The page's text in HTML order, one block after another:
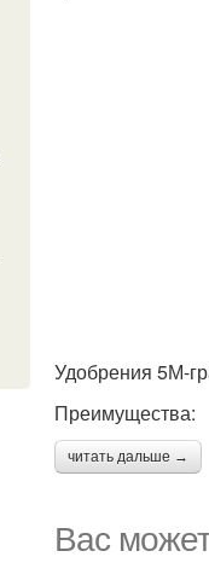
Удобрения 5М-
Преимущества:
читать дальше →
Вас